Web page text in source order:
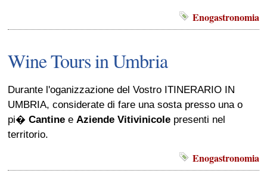
Enogastronomia
Wine Tours in Umbria
Durante l'oganizzazione del Vostro ITINERARIO IN
UMBRIA, considerate di fare una sosta presso una o
pi�Cantine e Aziende Vitivinicole presenti nel
territorio.
Enogastronomia